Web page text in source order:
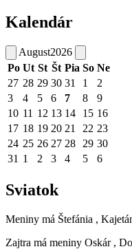
Kalendár
August2026
Po Ut St Št Pia So Ne
27 28 29 30 31 1
2
3
4 5 6 7 8
9
10 11 12 13 14 15 16
17 18 19 20 21 22 23
24 25 26 27 28 29 30
31 1 2 3 4 5 6
Sviatok
Meniny má Štefánia ,
Zajtra má meniny Oskár ,